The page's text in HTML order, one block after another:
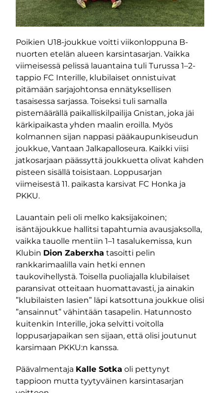
Poikien U18-joukkue voitti viikonloppuna B-
nuorten etelän alueen karsintasarjan. Vaikka
viimeisessä pelissä lauantaina tuli Turussa 1–2-
tappio FC Interille, klubilaiset onnistuivat
pitämään sarjajohtonsa ennätyksellisen
tasaisessa sarjassa. Toiseksi tuli samalla
pistemäärällä paikalliskilpailija Gnistan, joka jäi
kärkipaikasta yhden maalin eroilla. Myös
kolmannen sijan nappasi pääkaupunkiseudun
joukkue, Vantaan Jalkapalloseura. Kaikki viisi
jatkosarjaan päässyttä joukkuetta olivat kahden
pisteen sisällä toisistaan. Loppusarjan
viimeisestä 11. paikasta karsivat FC Honka ja
PKKU.
Lauantain peli oli melko kaksijakoinen;
isäntäjoukkue hallitsi tapahtumia avausjaksolla,
vaikka tauolle mentiin 1–1 tasalukemissa, kun
Klubin Dion Zaberxha tasoitti pelin
rankkarimaalilla vain hetki ennen
taukovihellystä. Toisella puoliajalla klubilaiset
paransivat otteitaan huomattavasti, ja ainakin
”klubilaisten lasien” läpi katsottuna joukkue olisi
”ansainnut” vähintään tasapelin. Hatunnosto
kuitenkin Interille, joka selvitti voitolla
loppusarjapaikan sen sijaan, että olisi joutunut
karsimaan PKKU:n kanssa.
Päävalmentaja Kalle Sotka oli pettynyt
tappioon mutta tyytyväinen karsintasarjan